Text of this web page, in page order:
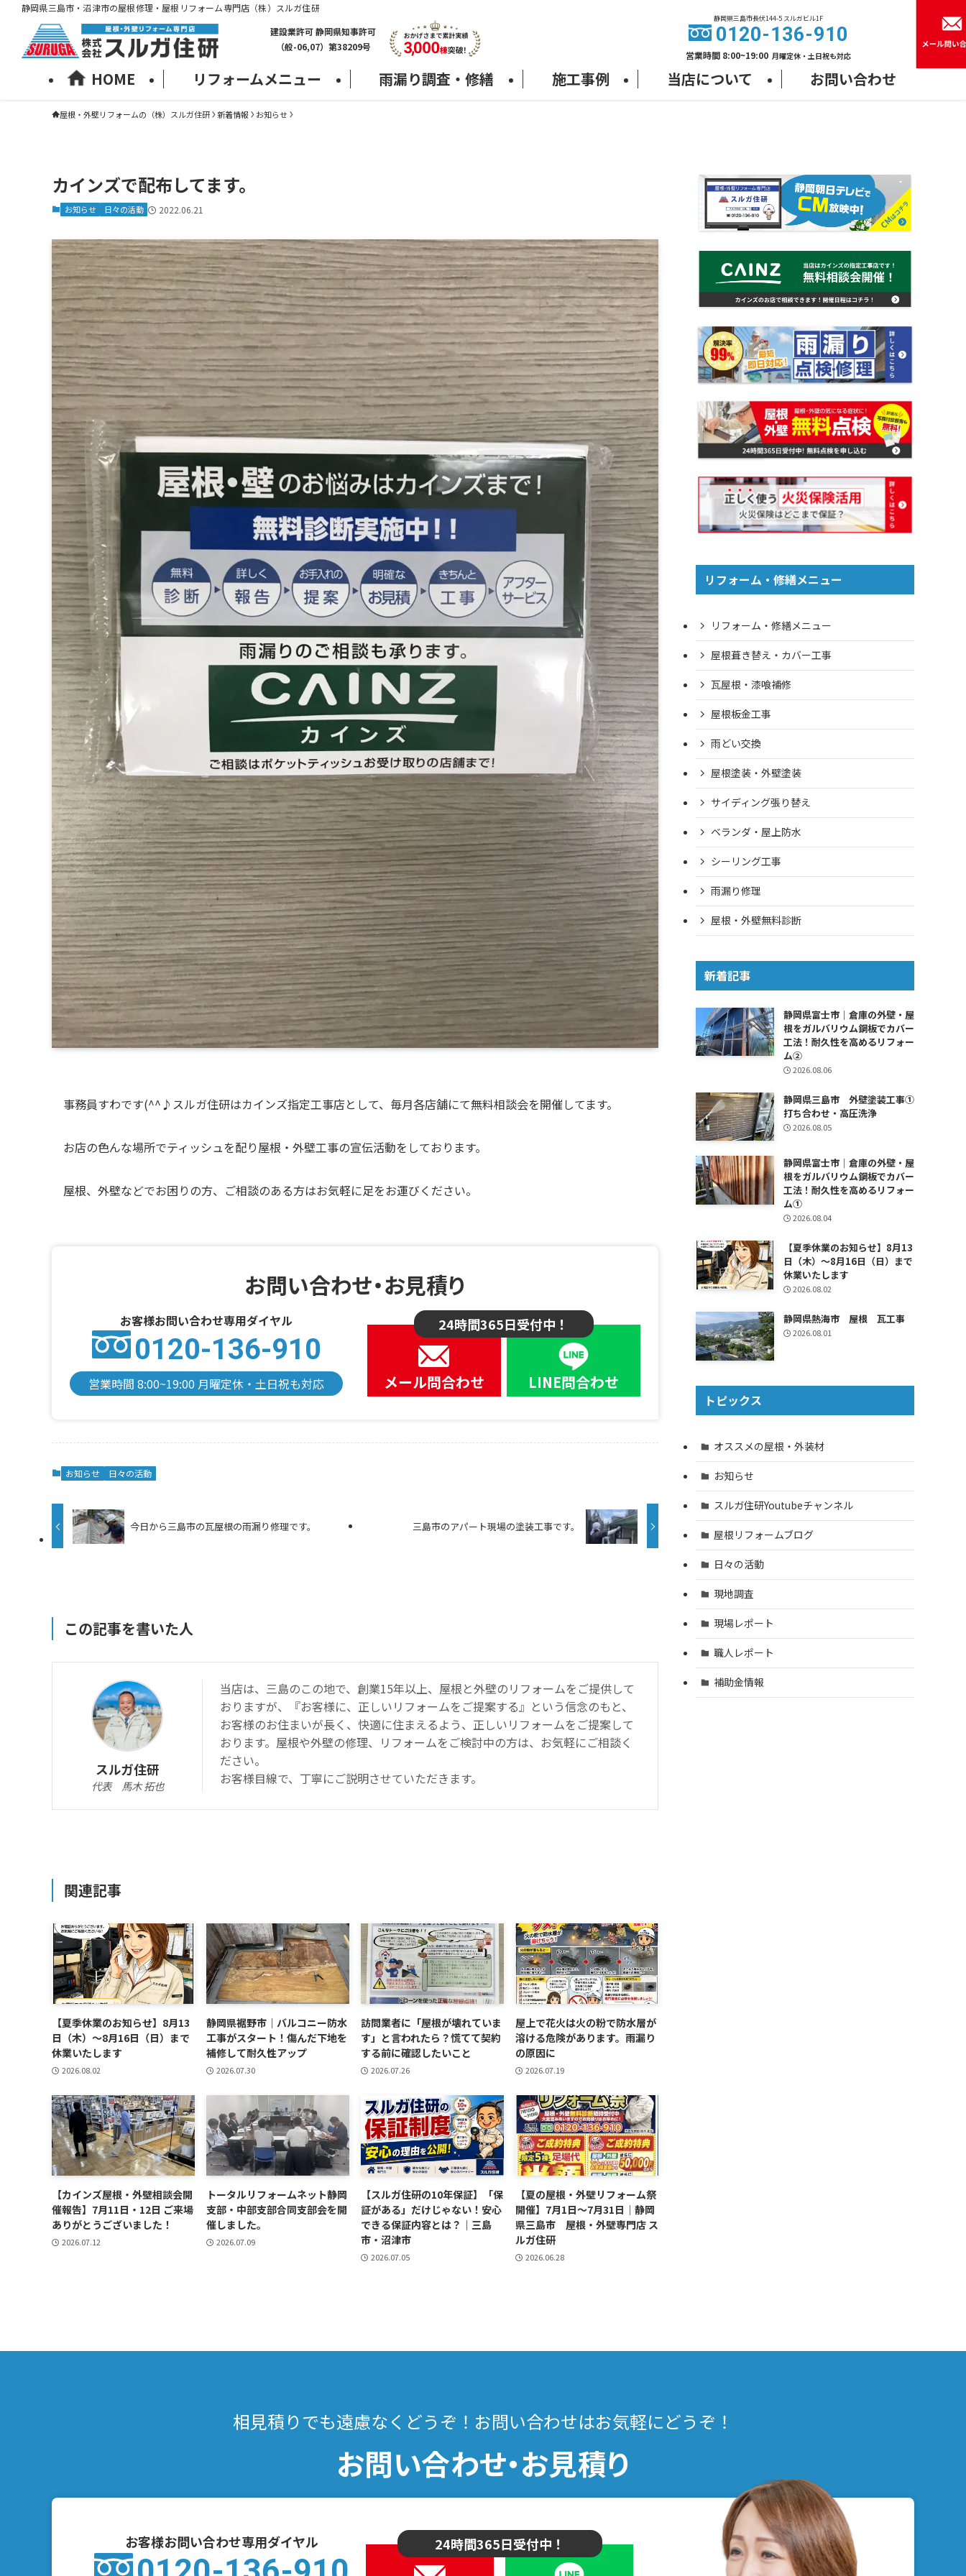
静岡県三島市・沼津市の屋根修理・屋根リフォーム専門店（株）スルガ住研
HOME リフォームメニュー 雨漏り調査・修繕 施工事例 当店について お問い合わせ
建設業許可 静岡県知事許可
（般-06,07）第38209号
静岡県三島市⾧伏144-5 スルガビル1F
0120-136-910
営業時間 8:00~19:00 月曜定休・土日祝も対応
屋根・外壁リフォームの（株）スルガ住研 新着情報 お知らせ
カインズで配布してます。
お知らせ 日々の活動 2022.06.21
事務員すわです(^^♪スルガ住研はカインズ指定工事店として、毎月各店舗にて無料相談会を開催してます。
お店の色んな場所でティッシュを配り屋根・外壁工事の宣伝活動をしております。
屋根、外壁などでお困りの方、ご相談のある方はお気軽に足をお運びください。
お問い合わせ・お見積り
お客様お問い合わせ専用ダイヤル
0120-136-910
営業時間 8:00~19:00 月曜定休・土日祝も対応
24時間365日受付中！
メール問合わせ LINE問合わせ
お知らせ 日々の活動
今日から三島市の瓦屋根の雨漏り修理です。 三島市のアパート現場の塗装工事です。
この記事を書いた人
スルガ住研
代表 馬木 拓也
当店は、三島のこの地で、創業15年以上、屋根と外壁のリフォームをご提供して
おりますが、『お客様に、正しいリフォームをご提案する』という信念のもと、
お客様のお住まいが⾧く、快適に住まえるよう、正しいリフォームをご提案して
おります。屋根や外壁の修理、リフォームをご検討中の方は、お気軽にご相談く
ださい。
お客様目線で、丁寧にご説明させていただきます。
関連記事
【夏季休業のお知らせ】8月13
日（木）～8月16日（日）まで
休業いたします
2026.08.02
静岡県裾野市｜バルコニー防水
工事がスタート！傷んだ下地を
補修して耐久性アップ
2026.07.30
訪問業者に「屋根が壊れていま
す」と言われたら？慌てて契約
する前に確認したいこと
2026.07.26
屋上で花火は火の粉で防水層が
溶ける危険があります。雨漏り
の原因に
2026.07.19
【カインズ屋根・外壁相談会開
催報告】7月11日・12日 ご来場
ありがとうございました！
2026.07.12
トータルリフォームネット静岡
支部・中部支部合同支部会を開
催しました。
2026.07.09
【スルガ住研の10年保証】「保
証がある」だけじゃない！安心
できる保証内容とは？｜三島
市・沼津市
2026.07.05
【夏の屋根・外壁リフォーム祭
開催】7月1日〜7月31日｜静岡
県三島市 屋根・外壁専門店 ス
ルガ住研
2026.06.28
リフォーム・修繕メニュー
リフォーム・修繕メニュー
屋根葺き替え・カバー工事
瓦屋根・漆喰補修
屋根板金工事
雨どい交換
屋根塗装・外壁塗装
サイディング張り替え
ベランダ・屋上防水
シーリング工事
雨漏り修理
屋根・外壁無料診断
新着記事
静岡県富士市｜倉庫の外壁・屋
根をガルバリウム鋼板でカバー
工法！耐久性を高めるリフォー
ム②
2026.08.06
静岡県三島市 外壁塗装工事①
打ち合わせ・高圧洗浄
2026.08.05
静岡県富士市｜倉庫の外壁・屋
根をガルバリウム鋼板でカバー
工法！耐久性を高めるリフォー
ム①
2026.08.04
【夏季休業のお知らせ】8月13
日（木）～8月16日（日）まで
休業いたします
2026.08.02
静岡県熱海市 屋根 瓦工事
2026.08.01
トピックス
オススメの屋根・外装材
お知らせ
スルガ住研Youtubeチャンネル
屋根リフォームブログ
日々の活動
現地調査
現場レポート
職人レポート
補助金情報
相見積りでも遠慮なくどうぞ！ お問い合わせはお気軽にどうぞ！
お問い合わせ・お見積り
お客様お問い合わせ専用ダイヤル 24時間365日受付中！